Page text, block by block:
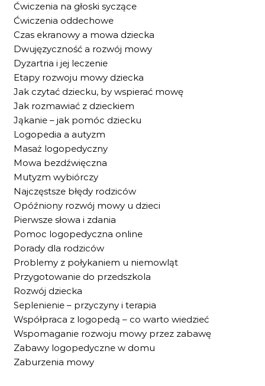
Ćwiczenia na głoski syczące
Ćwiczenia oddechowe
Czas ekranowy a mowa dziecka
Dwujęzyczność a rozwój mowy
Dyzartria i jej leczenie
Etapy rozwoju mowy dziecka
Jak czytać dziecku, by wspierać mowę
Jak rozmawiać z dzieckiem
Jąkanie – jak pomóc dziecku
Logopedia a autyzm
Masaż logopedyczny
Mowa bezdźwięczna
Mutyzm wybiórczy
Najczęstsze błędy rodziców
Opóźniony rozwój mowy u dzieci
Pierwsze słowa i zdania
Pomoc logopedyczna online
Porady dla rodziców
Problemy z połykaniem u niemowląt
Przygotowanie do przedszkola
Rozwój dziecka
Seplenienie – przyczyny i terapia
Współpraca z logopedą – co warto wiedzieć
Wspomaganie rozwoju mowy przez zabawę
Zabawy logopedyczne w domu
Zaburzenia mowy